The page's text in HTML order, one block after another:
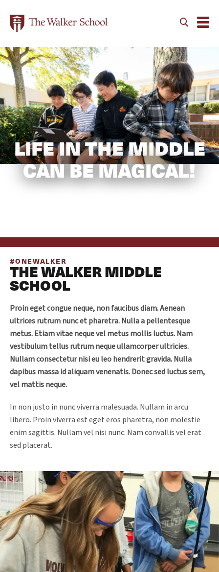
LIFE IN THE MIDDLE
CAN BE MAGICAL!
#ONEWALKER
THE WALKER MIDDLE
SCHOOL
Proin eget congue neque, non faucibus diam. Aenean
ultrices rutrum nunc et pharetra. Nulla a pellentesque
metus. Etiam vitae neque vel metus mollis luctus. Nam
vestibulum tellus rutrum neque ullamcorper ultricies.
Nullam consectetur nisi eu leo hendrerit gravida. Nulla
dapibus massa id aliquam venenatis. Donec sed luctus sem,
vel mattis neque.
In non justo in nunc viverra malesuada. Nullam in arcu
libero. Proin viverra est eget eros pharetra, non molestie
enim sagittis. Nullam vel nisi nunc. Nam convallis vel erat
sed placerat.